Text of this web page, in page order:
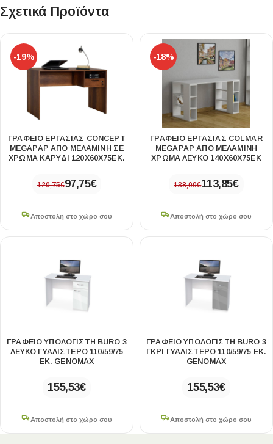
Σχετικά Προϊόντα
-19%
ΓΡΑΦΕΊΟ ΕΡΓΑΣΊΑΣ CONCEPT
MEGAPAP ΑΠΌ ΜΕΛΑΜΊΝΗ ΣΕ
ΧΡΏΜΑ ΚΑΡΥΔΊ 120X60X75ΕΚ.
120,75€97,75€
Αποστολή στο χώρο σου
-18%
ΓΡΑΦΕΊΟ ΕΡΓΑΣΊΑΣ COLMAR
MEGAPAP ΑΠΌ ΜΕΛΑΜΊΝΗ
ΧΡΏΜΑ ΛΕΥΚΌ 140X60X75ΕΚ
138,00€113,85€
Αποστολή στο χώρο σου
ΓΡΑΦΕΊΟ ΥΠΟΛΟΓΙΣΤΉ BURO 3
ΛΕΥΚΌ ΓΥΑΛΙΣΤΕΡΌ 110/59/75
ΕΚ. GENOMAX
155,53€
Αποστολή στο χώρο σου
ΓΡΑΦΕΊΟ ΥΠΟΛΟΓΙΣΤΉ BURO 3
ΓΚΡΙ ΓΥΑΛΙΣΤΕΡΌ 110/59/75 ΕΚ.
GENOMAX
155,53€
Αποστολή στο χώρο σου